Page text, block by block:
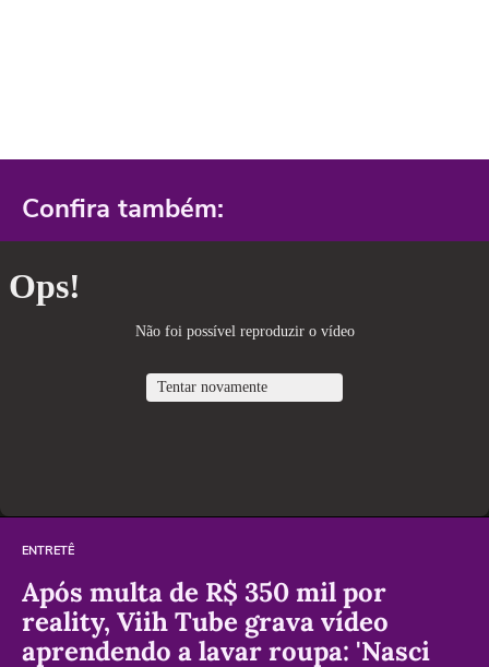
Confira também:
ENTRETÊ
Após multa de R$ 350 mil por
reality, Viih Tube grava vídeo
aprendendo a lavar roupa: 'Nasci